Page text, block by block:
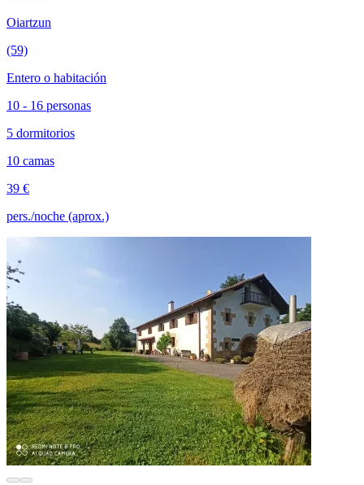
Oiartzun
(59)
Entero o habitación
10 - 16 personas
5 dormitorios
10 camas
39 €
pers./noche (aprox.)